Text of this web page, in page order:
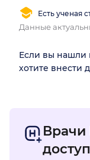
Есть ученая
Данные
Если вы нашли
хотите внести
Врачи